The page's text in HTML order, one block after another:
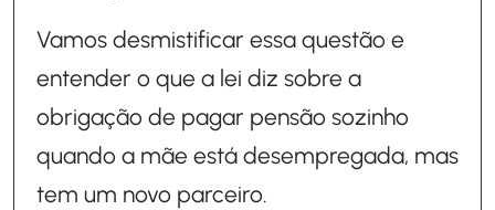
Vamos desmistificar essa questão e
entender o que a lei diz sobre a
obrigação de pagar pensão sozinho
quando a mãe está desempregada, mas
tem um novo parceiro.